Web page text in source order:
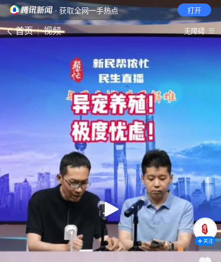
· 获取全网一手热点 打开
首页 视频 无障碍
关注